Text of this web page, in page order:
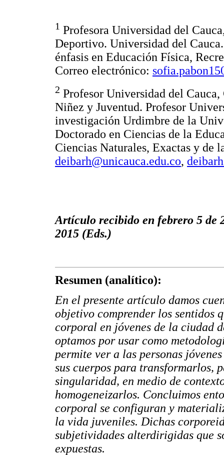
1 Profesora Universidad del
Deportivo. Universidad del
énfasis en Educación Física,
Correo electrónico:
2 Profesor Universidad del
Niñez y Juventud. Profesor
investigación Urdimbre de la
Doctorado en Ciencias de la
Ciencias Naturales, Exactas y de
deibarh@unicauca.edu.co,
Artículo recibido en febrero 5 de
2015 (Eds.)
Resumen (analítico):
En el presente artículo damos
objetivo comprender los sentidos
corporal en jóvenes de la ciudad
optamos por usar como
permite ver a las personas
sus cuerpos para transformarlos,
singularidad, en medio de
homogeneizarlos. Concluimos
corporal se configuran y
la vida juveniles. Dichas
subjetividades alterdirigidas que
expuestas.